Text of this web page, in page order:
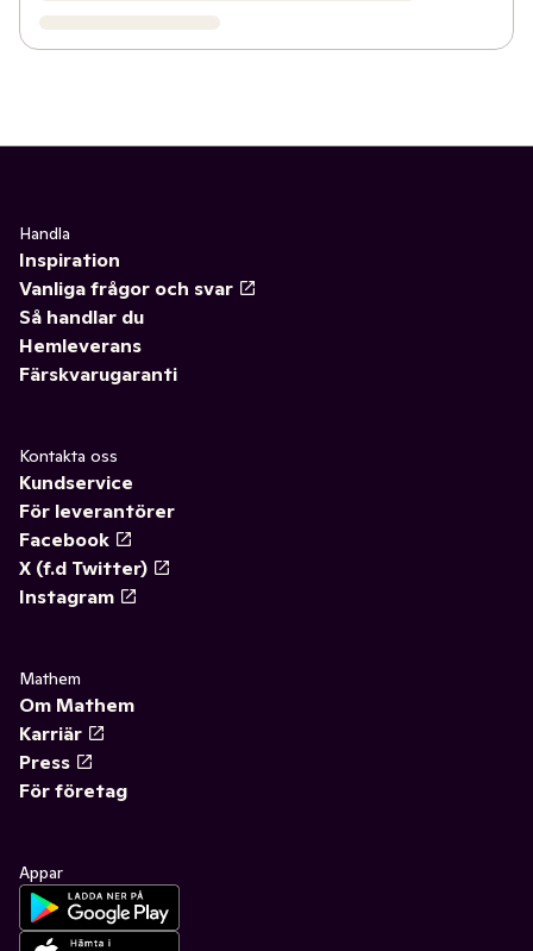
Handla
Inspiration
Vanliga frågor och svar
Så handlar du
Hemleverans
Färskvarugaranti
Kontakta oss
Kundservice
För leverantörer
Facebook
X (f.d Twitter)
Instagram
Mathem
Om Mathem
Karriär
Press
För företag
Appar